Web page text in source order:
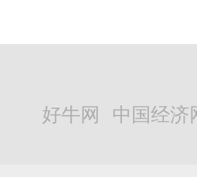
好牛网 中国经济